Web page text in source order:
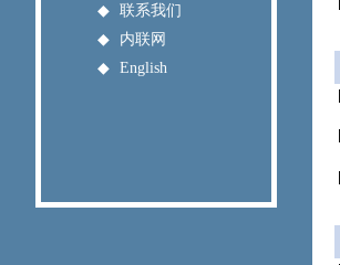
◆
联系我们
◆
内联网
◆
English